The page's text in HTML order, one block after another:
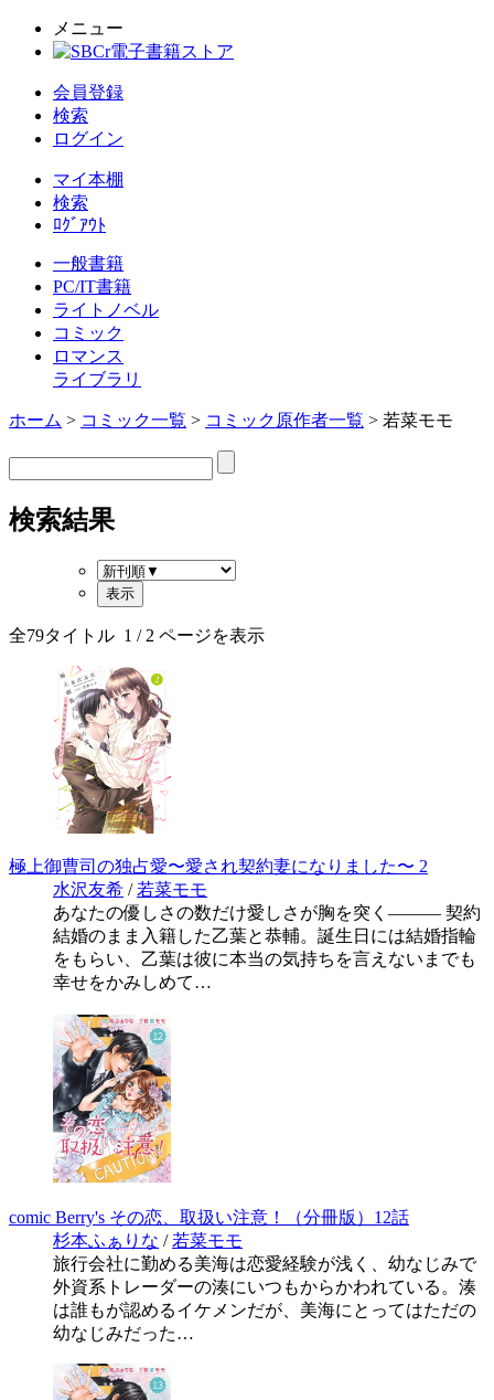
メニュー
会員登録
検索
ログイン
マイ本棚
検索
ﾛｸﾞｱｳﾄ
一般書籍
PC/IT書籍
ライトノベル
コミック
ロマンス
ライブラリ
ホーム > コミック一覧 > コミック原作者一覧 > 若菜モモ
検索結果
全79タイトル 1 / 2 ページを表示
極上御曹司の独占愛〜愛され契約妻になりました〜 2
水沢友希 / 若菜モモ
あなたの優しさの数だけ愛しさが胸を突く――― 契約
結婚のまま入籍した乙葉と恭輔。誕生日には結婚指輪
をもらい、乙葉は彼に本当の気持ちを言えないまでも
幸せをかみしめて…
comic Berry's その恋、取扱い注意！（分冊版）12話
杉本ふぁりな / 若菜モモ
旅行会社に勤める美海は恋愛経験が浅く、幼なじみで
外資系トレーダーの湊にいつもからかわれている。湊
は誰もが認めるイケメンだが、美海にとってはただの
幼なじみだった…